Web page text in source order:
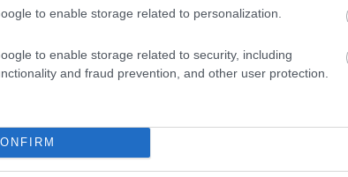
to enable storage related to personalization.
to enable storage related to security, including
and fraud prevention, and other user protection.
napig zajlott az Allee bevásárlóközpontban.